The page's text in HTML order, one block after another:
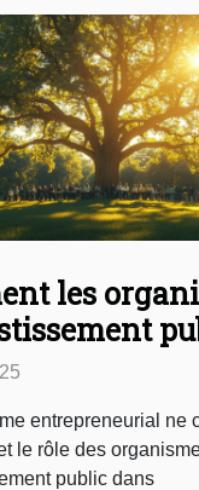
les
ils les
?
entrepreneurial ne
le rôle des
public dans